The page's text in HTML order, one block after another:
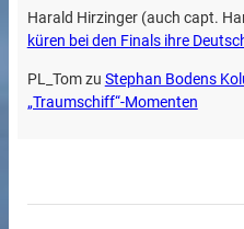
Harald Hirzinger (auch capt.
küren bei den Finals ihre
PL_Tomzu Stephan Bodens
„Traumschiff“-Momenten